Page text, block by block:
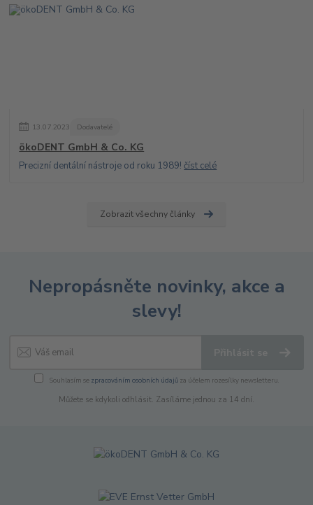
13.07.2023 Dodavatelé
ökoDENT GmbH & Co. KG
Precizní dentální nástroje od roku 1989!číst celé
Zobrazit všechny články
Nepropásněte novinky, akce a
slevy!
Souhlasím se zpracováním osobních údajůza účelem rozesílky newsletteru.
Můžete se kdykoli odhlásit. Zasíláme jednou za 14 dní.